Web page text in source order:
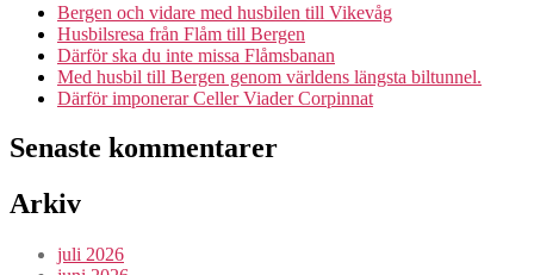
Bergen och vidare med husbilen till Vikevåg
Husbilsresa från Flåm till Bergen
Därför ska du inte missa Flåmsbanan
Med husbil till Bergen genom världens längsta biltunnel.
Därför imponerar Celler Viader Corpinnat
Senaste kommentarer
Arkiv
juli 2026